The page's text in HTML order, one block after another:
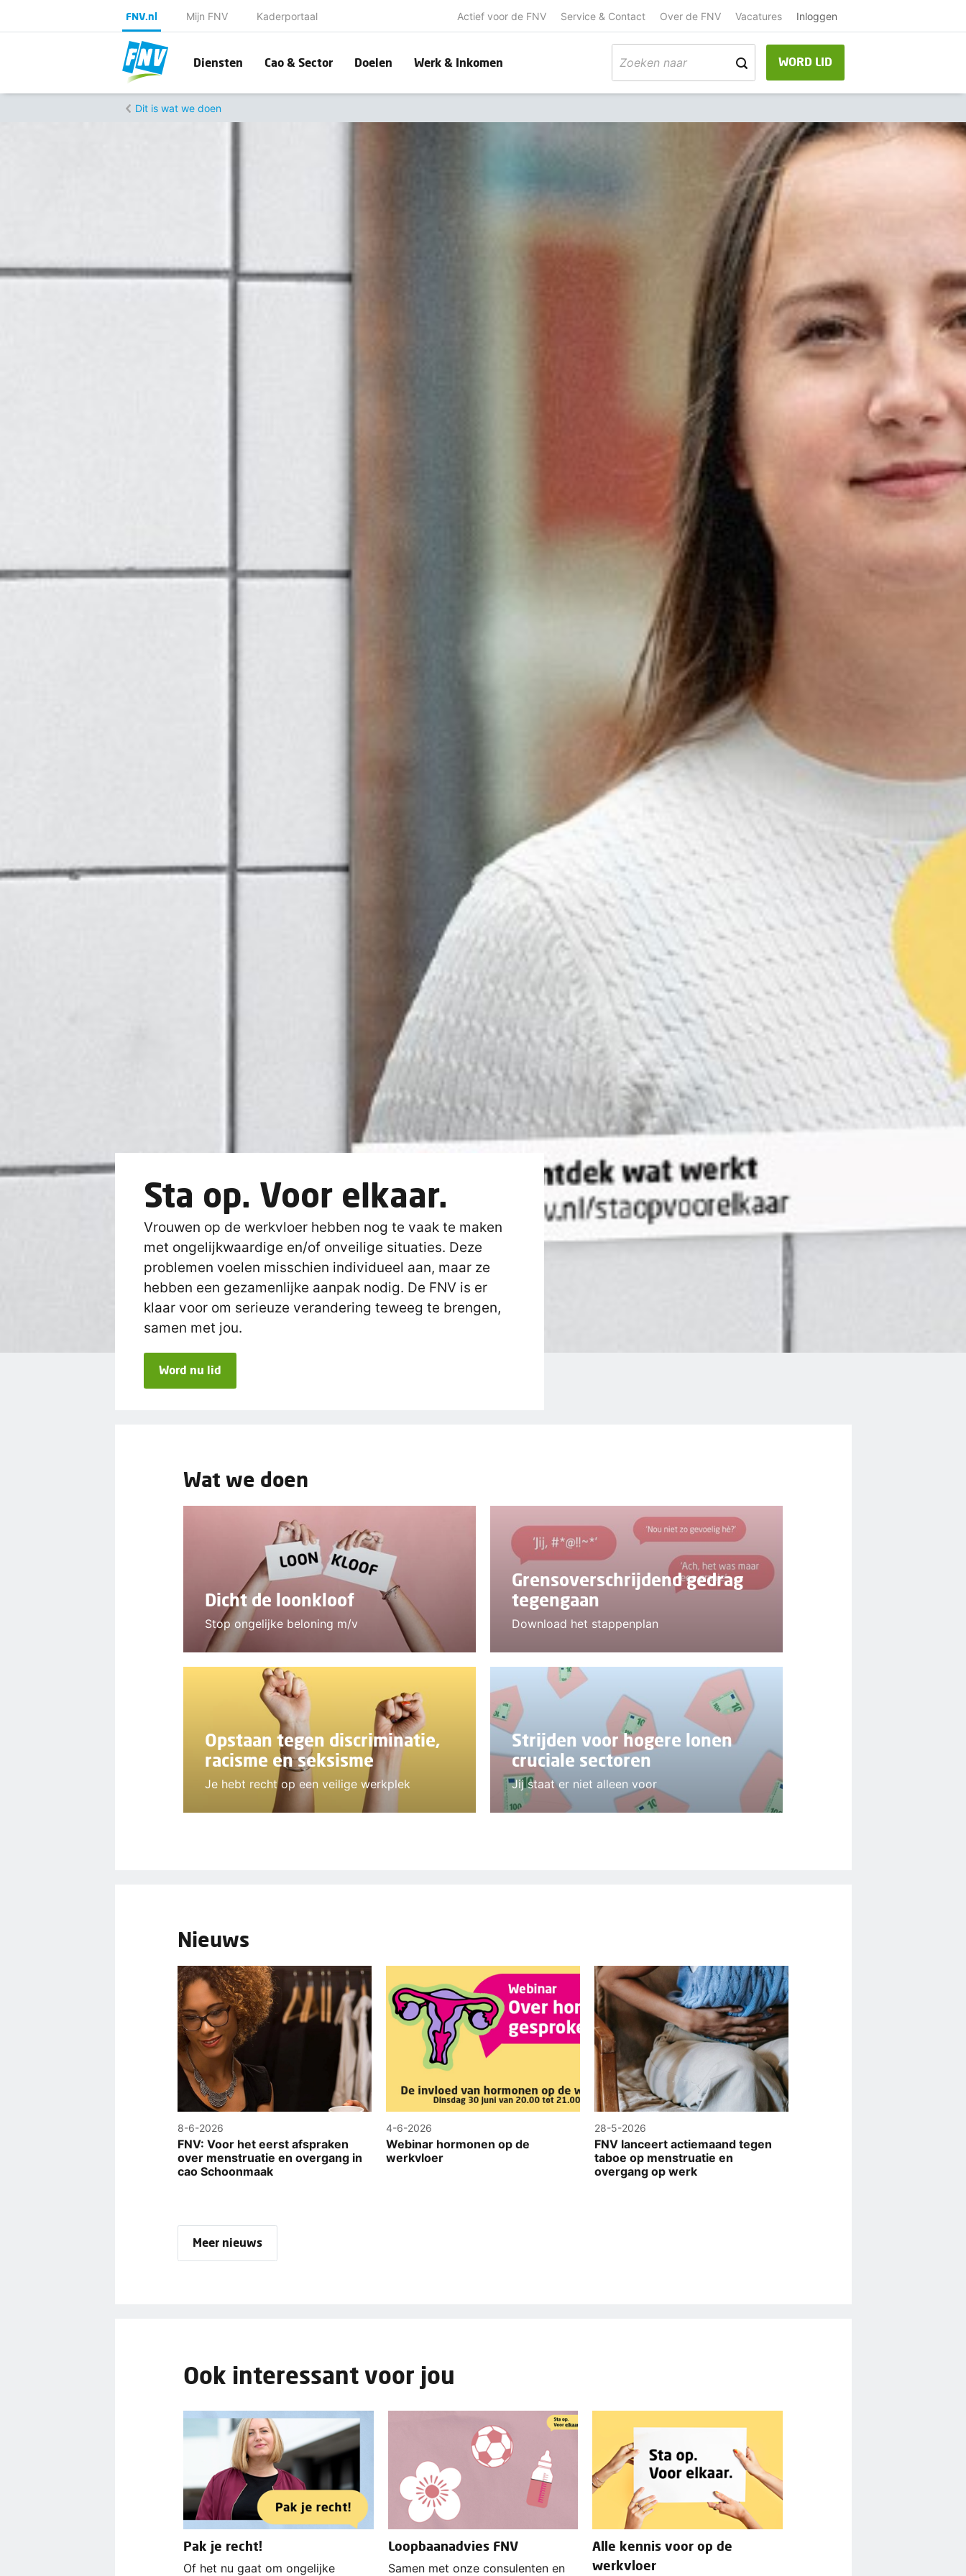
FNV.nl Mijn FNV Kaderportaal Actief voor de FNV Service & Contact Over de FNV Vacatures Inloggen
Diensten Cao & Sector Doelen Werk & Inkomen WORD LID
Dit is wat we doen
Sta op. Voor elkaar.
Vrouwen op de werkvloer hebben nog te vaak te maken
met ongelijkwaardige en/of onveilige situaties. Deze
problemen voelen misschien individueel aan, maar ze
hebben een gezamenlijke aanpak nodig. De FNV is er
klaar voor om serieuze verandering teweeg te brengen,
samen met jou.
Word nu lid
Wat we doen
Dicht de loonkloof
Stop ongelijke beloning m/v
Grensoverschrijdend gedrag
tegengaan
Download het stappenplan
Opstaan tegen discriminatie,
racisme en seksisme
Je hebt recht op een veilige werkplek
Strijden voor hogere lonen
cruciale sectoren
Jij staat er niet alleen voor
Nieuws
8-6-2026
FNV: Voor het eerst afspraken
over menstruatie en overgang in
cao Schoonmaak
4-6-2026
Webinar hormonen op de
werkvloer
28-5-2026
FNV lanceert actiemaand tegen
taboe op menstruatie en
overgang op werk
Meer nieuws
Ook interessant voor jou
Pak je recht!
Of het nu gaat om ongelijke
Loopbaanadvies FNV
Samen met onze consulenten en
Alle kennis voor op de
werkvloer